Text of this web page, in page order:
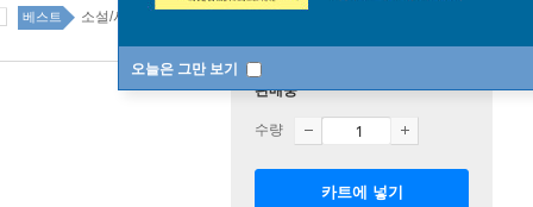
오늘은 그만 보기
베스트 소설/시/희곡 53위
판매중
수량
카트에 넣기